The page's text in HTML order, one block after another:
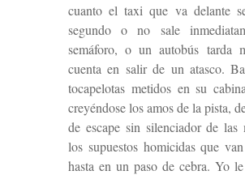
cuanto el taxi que va delante
segundo o no sale
semáforo, o un autobús tarda
cuenta en salir de un atasco.
tocapelotas metidos en su
creyéndose los amos de la pista,
de escape sin silenciador de las
los supuestos homicidas que
hasta en un paso de cebra. Yo